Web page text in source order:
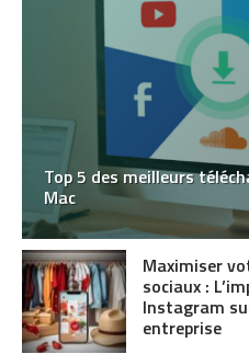
Top 5 des meilleurs
Mac
Maximiser
sociaux :
Instagram
entreprise